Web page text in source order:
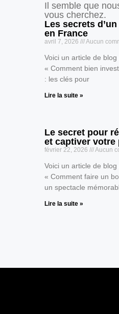
Il semble que
vous cherchez.
Les secrets
en France
avril 7, 2026 Aucun
Voici un article de
« Comment bien
: les clés pour
Lire la suite »
Le secret pour
et captiver votre
février 22, 2026 Aucun
Voici un article de
« Comment faire un
un spectacle
Lire la suite »